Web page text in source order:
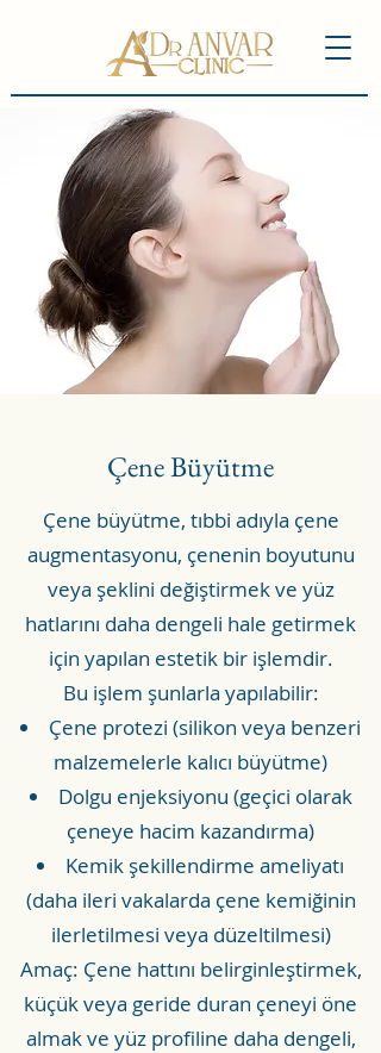
Çene Büyütme
Çene büyütme, tıbbi adıyla çene
augmentasyonu, çenenin boyutunu
veya şeklini değiştirmek ve yüz
hatlarını daha dengeli hale getirmek
için yapılan estetik bir işlemdir.
Bu işlem şunlarla yapılabilir:
Çene protezi (silikon veya benzeri
malzemelerle kalıcı büyütme)
Dolgu enjeksiyonu (geçici olarak
çeneye hacim kazandırma)
Kemik şekillendirme ameliyatı
(daha ileri vakalarda çene kemiğinin
ilerletilmesi veya düzeltilmesi)
Amaç: Çene hattını belirginleştirmek,
küçük veya geride duran çeneyi öne
almak ve yüz profiline daha dengeli,